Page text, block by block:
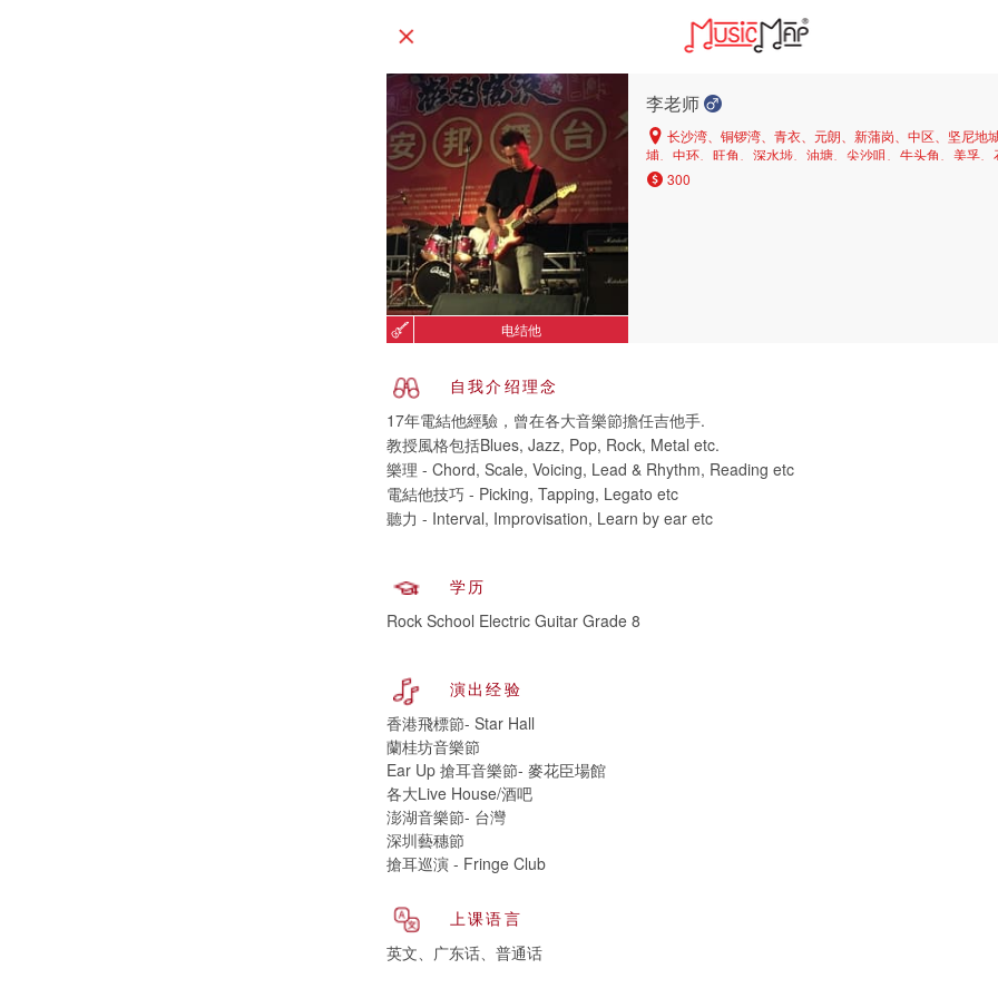
电结他
李老师
长沙湾、铜锣湾、青衣、元朗、新蒲岗、中区、坚尼地
埔、中环、旺角、深水埗、油塘、尖沙咀、牛头角、美孚、
围、大角咀、油麻地、荔枝角、彩虹、钻石山、葵涌、屯门
300
自我介绍理念
17年電結他經驗，曾在各大音樂節擔任吉他手.
教授風格包括Blues, Jazz, Pop, Rock, Metal etc.
樂理 - Chord, Scale, Voicing, Lead & Rhythm, Reading etc
電結他技巧 - Picking, Tapping, Legato etc
聽力 - Interval, Improvisation, Learn by ear etc
学历
Rock School Electric Guitar Grade 8
演出经验
香港飛標節- Star Hall
蘭桂坊音樂節
Ear Up 搶耳音樂節- 麥花臣場館
各大Live House/酒吧
澎湖音樂節- 台灣
深圳藝穗節
搶耳巡演 - Fringe Club
上课语言
英文、广东话、普通话